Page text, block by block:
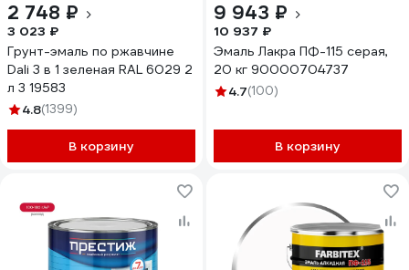
2 748 ₽
3 023 ₽
Грунт-эмаль по ржавчине
Dali 3 в 1 зеленая RAL 6029 2
л 3 19583
4.8(1399)
В корзину
9 943 ₽
10 937 ₽
Эмаль Лакра ПФ-115 серая,
20 кг 90000704737
4.7(100)
В корзину